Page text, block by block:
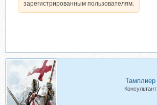
зарегистрированным пользователям.
Тамплиер
Консультант